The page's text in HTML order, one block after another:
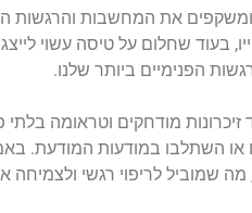
את המחשבות והרגשות
בעוד שחלום על טיסה עשוי
הפנימיים ביותר שלנו.
מודחקים וטראומה
השתלבו במודעות המודעת.
שמוביל לריפוי רגשי ולצמיחה